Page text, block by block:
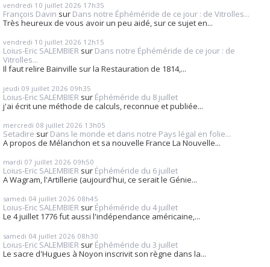
vendredi 10 juillet 2026 17h35
François Davin sur Dans notre Éphéméride de ce jour : de Vitrolles...
Très heureux de vous avoir un peu aidé, sur ce sujet en...
vendredi 10 juillet 2026 12h15
Loius-Eric SALEMBIER sur Dans notre Éphéméride de ce jour : de
Vitrolles...
Il faut relire Bainville sur la Restauration de 1814,...
jeudi 09 juillet 2026 09h35
Loius-Eric SALEMBIER sur Éphéméride du 8 juillet
j'ai écrit une méthode de calculs, reconnue et publiée...
mercredi 08 juillet 2026 13h05
Setadire sur Dans le monde et dans notre Pays légal en folie...
A propos de Mélanchon et sa nouvelle France La Nouvelle...
mardi 07 juillet 2026 09h50
Loius-Eric SALEMBIER sur Éphéméride du 6 juillet
A Wagram, l'Artillerie (aujourd'hui, ce serait le Génie...
samedi 04 juillet 2026 08h45
Loius-Eric SALEMBIER sur Éphéméride du 4 juillet
Le 4 juillet 1776 fut aussi l'indépendance américaine,...
samedi 04 juillet 2026 08h30
Loius-Eric SALEMBIER sur Éphéméride du 3 juillet
Le sacre d'Hugues à Noyon inscrivit son règne dans la...